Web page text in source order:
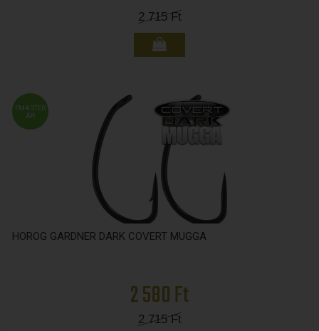
2 715Ft
FMASTER
ÁR
HOROG GARDNER DARK COVERT MUGGA
2 580 Ft
2 715Ft